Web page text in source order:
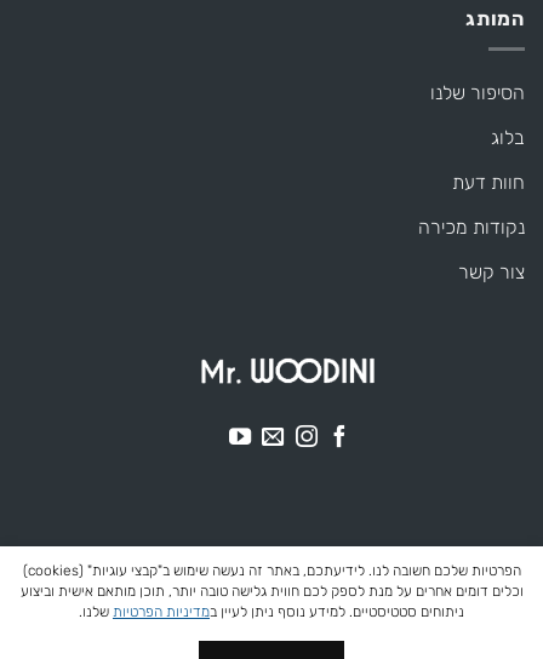
המותג
הסיפור שלנו
בלוג
חוות דעת
נקודות מכירה
צור קשר
הפרטיות שלכם חשובה לנו. לידיעתכם, באתר זה נעשה שימוש ב"קבצי עוגיות" (cookies)
וכלים דומים אחרים על מנת לספק לכם חווית גלישה טובה יותר, תוכן מותאם אישית וביצוע
ניתוחים סטטיסטיים. למידע נוסף ניתן לעיין במדיניות הפרטיות שלנו.